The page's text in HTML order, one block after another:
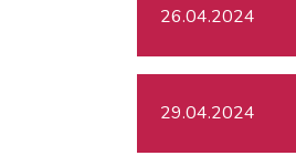
26.04.2024
29.04.2024